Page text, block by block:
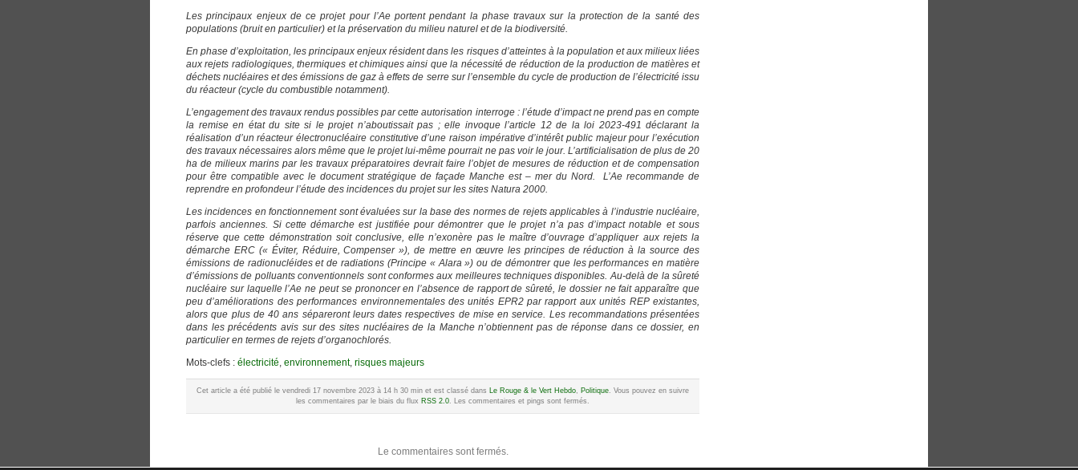
Les principaux enjeux de ce projet pour l’Ae portent pendant la phase travaux sur la protection de la santé des
populations (bruit en particulier) et la préservation du milieu naturel et de la biodiversité.
En phase d’exploitation, les principaux enjeux résident dans les risques d’atteintes à la population et aux milieux liées
aux rejets radiologiques, thermiques et chimiques ainsi que la nécessité de réduction de la production de matières et
déchets nucléaires et des émissions de gaz à effets de serre sur l’ensemble du cycle de production de l’électricité issu
du réacteur (cycle du combustible notamment).
L’engagement des travaux rendus possibles par cette autorisation interroge : l’étude d’impact ne prend pas en compte
la remise en état du site si le projet n’aboutissait pas ; elle invoque l’article 12 de la loi 2023-491 déclarant la
réalisation d’un réacteur électronucléaire constitutive d’une raison impérative d’intérêt public majeur pour l’exécution
des travaux nécessaires alors même que le projet lui-même pourrait ne pas voir le jour. L’artificialisation de plus de 20
ha de milieux marins par les travaux préparatoires devrait faire l’objet de mesures de réduction et de compensation
pour être compatible avec le document stratégique de façade Manche est – mer du Nord. L’Ae recommande de
reprendre en profondeur l’étude des incidences du projet sur les sites Natura 2000.
Les incidences en fonctionnement sont évaluées sur la base des normes de rejets applicables à l’industrie nucléaire,
parfois anciennes. Si cette démarche est justifiée pour démontrer que le projet n’a pas d’impact notable et sous
réserve que cette démonstration soit conclusive, elle n’exonère pas le maître d’ouvrage d’appliquer aux rejets la
démarche ERC (« Éviter, Réduire, Compenser »), de mettre en œuvre les principes de réduction à la source des
émissions de radionucléides et de radiations (Principe « Alara ») ou de démontrer que les performances en matière
d’émissions de polluants conventionnels sont conformes aux meilleures techniques disponibles. Au-delà de la sûreté
nucléaire sur laquelle l’Ae ne peut se prononcer en l’absence de rapport de sûreté, le dossier ne fait apparaître que
peu d’améliorations des performances environnementales des unités EPR2 par rapport aux unités REP existantes,
alors que plus de 40 ans sépareront leurs dates respectives de mise en service. Les recommandations présentées
dans les précédents avis sur des sites nucléaires de la Manche n’obtiennent pas de réponse dans ce dossier, en
particulier en termes de rejets d’organochlorés.
Mots-clefs : électricité, environnement, risques majeurs
Cet article a été publié le vendredi 17 novembre 2023 à 14 h 30 min et est classé dans Le Rouge & le Vert Hebdo, Politique. Vous pouvez en suivre
les commentaires par le biais du flux RSS 2.0. Les commentaires et pings sont fermés.
Le commentaires sont fermés.